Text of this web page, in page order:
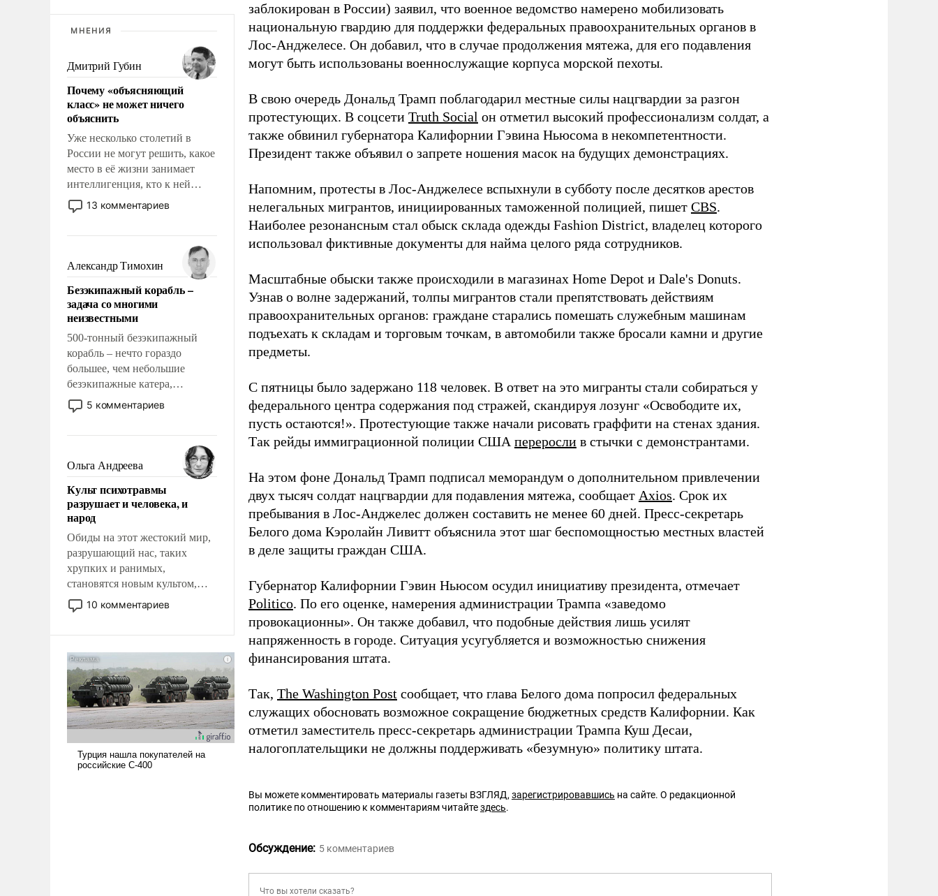
МНЕНИЯ
Дмитрий Губин
Почему «объясняющий
класс» не может ничего
объяснить
Уже несколько столетий в
России не могут решить, какое
место в её жизни занимает
интеллигенция, кто к ней
принадлежит, а кого из неё
исключили с правом
чем она отличается от просто
образованных людей. Иногда
казалось, что эти вопросы
решены раз и навсегда, но –
нет, не решены.
13 комментариев
Александр Тимохин
Безэкипажный корабль –
задача со многими
неизвестными
500-тонный безэкипажный
корабль – нечто гораздо
большее, чем небольшие
безэкипажные катера,
применение которых уже
стало обыденностью. Задача по
сложна и амбициозна. Однако
и ее реализация радикально
поднимет наши боевые
возможности.
5 комментариев
Ольга Андреева
Культ психотравмы
разрушает и человека, и
народ
Обиды на этот жестокий мир,
разрушающий нас, таких
хрупких и ранимых,
становятся новым культом,
постепенно вытесняя и
отменяя традиционное
ударами судьбы, брать на себя
ответственность, помогать
слабым, идти вперед и
адаптироваться.
10 комментариев
заблокирован в России) заявил, что военное ведомство намерено мобилизовать
национальную гвардию для поддержки федеральных правоохранительных органов в
Лос-Анджелесе. Он добавил, что в случае продолжения мятежа, для его подавления
могут быть использованы военнослужащие корпуса морской пехоты.
В свою очередь Дональд Трамп поблагодарил местные силы нацгвардии за разгон
протестующих. В соцсети Truth Social он отметил высокий профессионализм солдат, а
также обвинил губернатора Калифорнии Гэвина Ньюсома в некомпетентности.
Президент также объявил о запрете ношения масок на будущих демонстрациях.
Напомним, протесты в Лос-Анджелесе вспыхнули в субботу после десятков арестов
нелегальных мигрантов, инициированных таможенной полицией, пишет CBS.
Наиболее резонансным стал обыск склада одежды Fashion District, владелец которого
использовал фиктивные документы для найма целого ряда сотрудников.
Масштабные обыски также происходили в магазинах Home Depot и Dale's Donuts.
Узнав о волне задержаний, толпы мигрантов стали препятствовать действиям
правоохранительных органов: граждане старались помешать служебным машинам
подъехать к складам и торговым точкам, в автомобили также бросали камни и другие
предметы.
С пятницы было задержано 118 человек. В ответ на это мигранты стали собираться у
федерального центра содержания под стражей, скандируя лозунг «Освободите их,
пусть остаются!». Протестующие также начали рисовать граффити на стенах здания.
Так рейды иммиграционной полиции СШАпереросли в стычки с демонстрантами.
На этом фоне Дональд Трамп подписал меморандум о дополнительном привлечении
двух тысяч солдат нацгвардии для подавления мятежа, сообщает Axios. Срок их
пребывания в Лос-Анджелес должен составить не менее 60 дней. Пресс-секретарь
Белого дома Кэролайн Ливитт объяснила этот шаг беспомощностью местных властей
в деле защиты граждан США.
Губернатор Калифорнии Гэвин Ньюсом осудил инициативу президента, отмечает
Politico. По его оценке, намерения администрации Трампа «заведомо
провокационны». Он также добавил, что подобные действия лишь усилят
напряженность в городе. Ситуация усугубляется и возможностью снижения
финансирования штата.
Так, The Washington Post сообщает, что глава Белого дома попросил федеральных
служащих обосновать возможное сокращение бюджетных средств Калифорнии. Как
отметил заместитель пресс-секретарь администрации Трампа Куш Десаи,
налогоплательщики не должны поддерживать «безумную» политику штата.
Вы можете комментировать материалы газеты ВЗГЛЯД,зарегистрировавшись на сайте. О редакционной
политике по отношению к комментариям читайтездесь.
Обсуждение: 5 комментариев